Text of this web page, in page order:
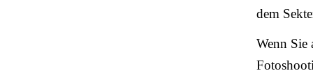
dem
Wenn Sie